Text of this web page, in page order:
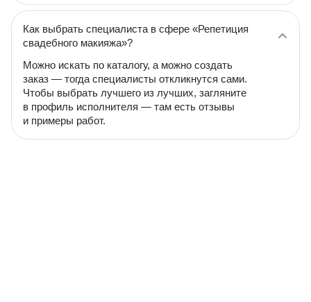
Как выбрать специалиста в сфере «Репетиция
свадебного макияжа»?
Можно искать по каталогу, а можно создать
заказ — тогда специалисты откликнутся сами.
Чтобы выбрать лучшего из лучших, загляните
в профиль исполнителя — там есть отзывы
и примеры работ.